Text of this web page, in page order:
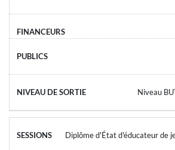
Niveau
Diplôme d'État d'éducateur de